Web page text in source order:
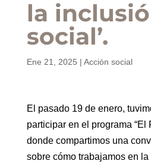
la
social’.
Ene 21, 2025 | Acción social
El pasado 19 de enero,
participar en el programa “El
donde compartimos una
sobre cómo trabajamos en